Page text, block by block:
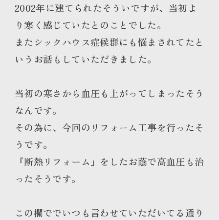
2002年に建てられたそういですが、当初よ
り寒く感じていたとのことでした。
またシックハウス症候群にも悩まされてたと
いうお話もしていただきました。
当初の寒さから血圧も上がってしまったそう
なんです。
その為に、今回のリフォーム工事を行ったそ
うです。
『断熱リフォーム』をしたお蔭で高血圧も治
ったそうです。
この欄ででいつも言わせていただいてる通り